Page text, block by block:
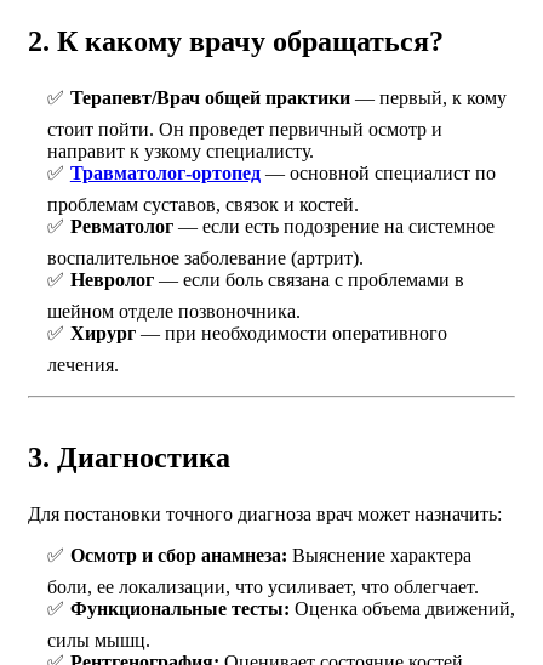
2. К какому врачу обращаться?
Терапевт/Врач общей практики— первый, к кому
стоит пойти. Он проведет первичный осмотр и
направит к узкому специалисту.
Травматолог-ортопед— основной специалист по
проблемам суставов, связок и костей.
Ревматолог— если есть подозрение на системное
воспалительное заболевание (артрит).
Невролог— если боль связана с проблемами в
шейном отделе позвоночника.
Хирург— при необходимости оперативного
лечения.
3. Диагностика
Для постановки точного диагноза врач может назначить:
Осмотр и сбор анамнеза: Выяснение характера
боли, ее локализации, что усиливает, что облегчает.
Функциональные тесты: Оценка объема движений,
силы мышц.